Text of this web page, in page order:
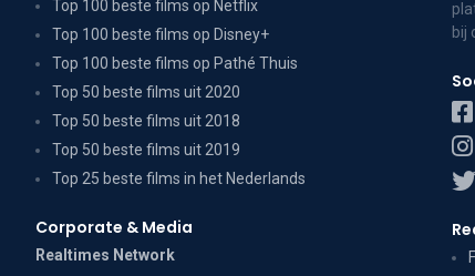
Top 100 beste films op Netflix
Top 100 beste films op Disney+
Top 100 beste films op Pathé Thuis
Top 50 beste films uit 2020
Top 50 beste films uit 2018
Top 50 beste films uit 2019
Top 25 beste films in het Nederlands
Corporate & Media
Realtimes Network
bij